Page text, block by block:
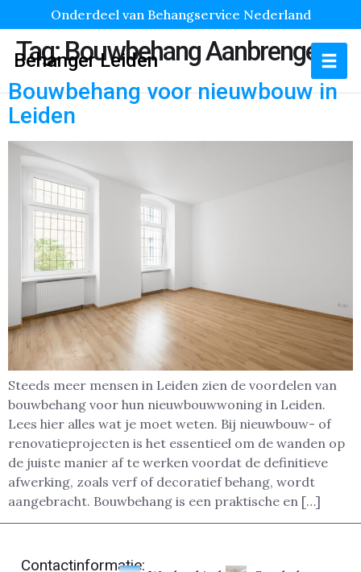
Onderdeel van Behangservice Nederland
Behanger Leiden
Tag:Bouwbehang Aanbrengen
Bouwbehang voor nieuwbouw in
Leiden
Steeds meer mensen in Leiden zien de voordelen van
bouwbehang voor hun nieuwbouwwoning in Leiden.
Lees hier alles wat je moet weten. Bij nieuwbouw- of
renovatieprojecten is het essentieel om de wanden op
de juiste manier af te werken voordat de definitieve
afwerking, zoals verf of decoratief behang, wordt
aangebracht. Bouwbehang is een praktische en […]
Contactinformatie: